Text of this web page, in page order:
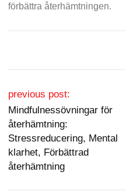
förbättra återhämtningen.
Post navigation
previous post:
Mindfulnessövningar för
återhämtning:
Stressreducering, Mental
klarhet, Förbättrad
återhämtning